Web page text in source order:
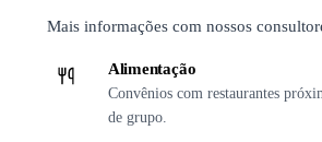
Mais informações com nossos
Alimentação
Convênios com restaurantes
de grupo.